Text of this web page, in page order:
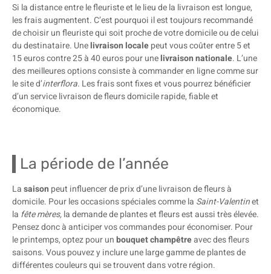
Si la distance entre le fleuriste et le lieu de la livraison est longue,
les frais augmentent. C’est pourquoi il est toujours recommandé
de choisir un fleuriste qui soit proche de votre domicile ou de celui
du destinataire. Unelivraison localepeut vous coûter entre 5 et
15 euros contre 25 à 40 euros pour unelivraison nationale. L’une
des meilleures options consiste à commander en ligne comme sur
le site d’interflora. Les frais sont fixes et vous pourrez bénéficier
d’un service livraison de fleurs domicile rapide, fiable et
économique.
La période de l’année
Lasaison peut influencer de prix d’une livraison de fleurs à
domicile. Pour les occasions spéciales comme la Saint-Valentinet
la fête mères,la demande de plantes et fleurs est aussi très élevée.
Pensez donc à anticiper vos commandes pour économiser. Pour
le printemps, optez pour unbouquet champêtreavec des fleurs
saisons. Vous pouvez y inclure une large gamme de plantes de
différentes couleurs qui se trouvent dans votre région.